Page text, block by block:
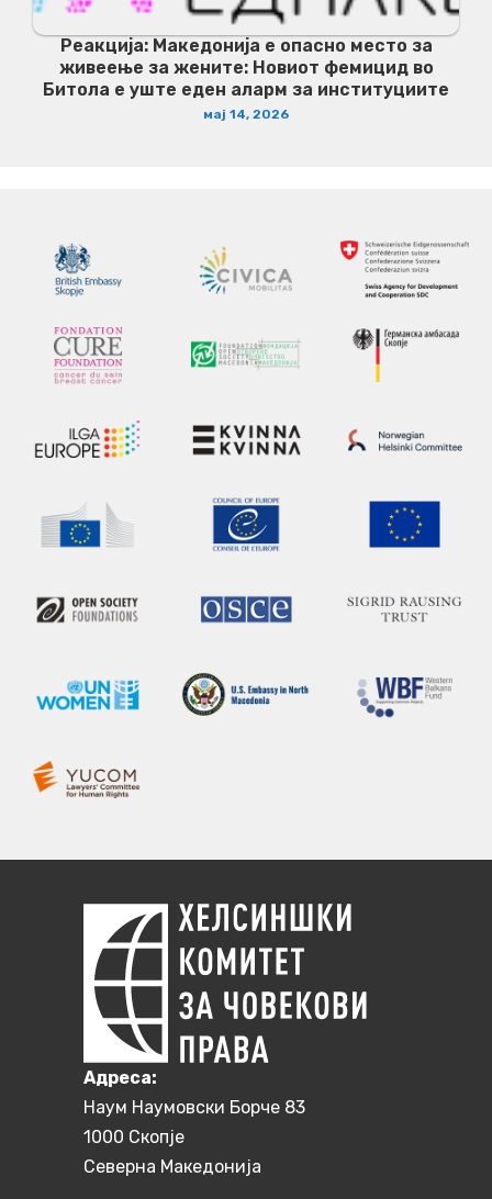
Реакција: Македонија е опасно место за
живеење за жените: Новиот фемицид во
Битола е уште еден аларм за институциите
мај 14, 2026
Aдреса:
Наум Наумовски Борче 83
1000 Скопје
Северна Македонија